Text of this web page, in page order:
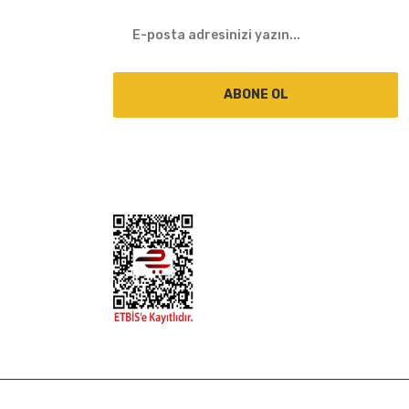
ABONE OL